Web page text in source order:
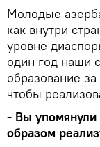
Молодые
как внутри
уровне
один год наши
образование
чтобы
- Вы
образом